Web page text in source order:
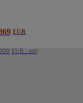
EUR
EUR - net)